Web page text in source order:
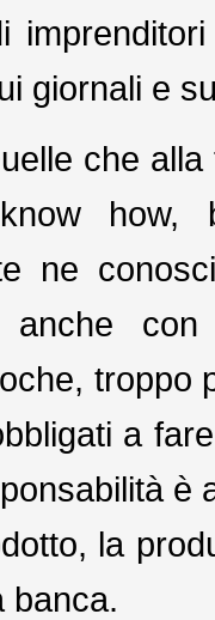
giornali e
che
how,
ne
anche
troppo
a
è
la
banca.